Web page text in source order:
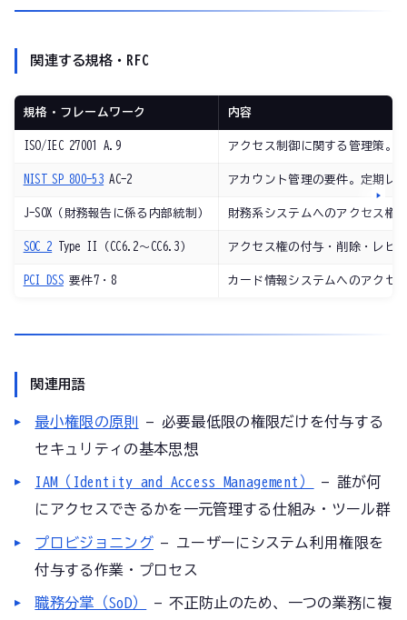
関連する規格・RFC
規格・フレームワーク 内容
ISO/IEC 27001 A.9 アクセス制御に関する管理策。
NIST SP 800-53 AC-2 アカウント管理の要件。定期レ
J-SOX（財務報告に係る内部統制） 財務系システムへのアクセス権
SOC 2 Type II（CC6.2〜CC6.3） アクセス権の付与・削除・レビ
PCI DSS要件7・8 カード情報システムへのアクセ
関連用語
最小権限の原則
— 必要最低限の権限だけを付与する
セキュリティの基本思想
IAM（Identity and Access Management）
— 誰が何
にアクセスできるかを一元管理する仕組み・ツール群
プロビジョニング— ユーザーにシステム利用権限を
付与する作業・プロセス
職務分掌（SoD） — 不正防止のため、一つの業務に複